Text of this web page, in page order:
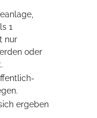
1
nur
oder
ergeben